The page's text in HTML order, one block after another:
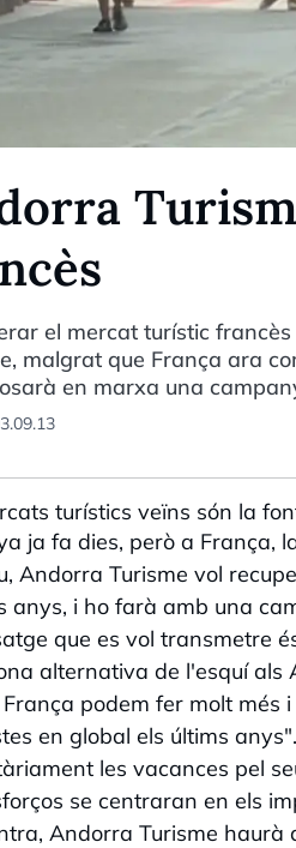
el mercat turístic
malgrat que França ara
en marxa una
turístics veïns són la
ja fa dies, però a França,
Andorra Turisme vol
anys, i ho farà amb una
que es vol transmetre
alternativa de l'esquí als
podem fer molt més
en global els últims
les vacances pel
se centraran en els
Andorra Turisme haurà